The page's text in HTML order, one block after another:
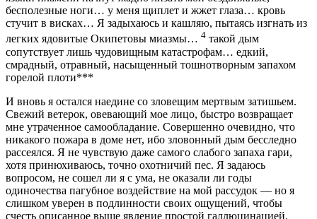
бесполезные ноги… у меня щиплет и жжет глаза… кровь
стучит в висках… Я задыхаюсь и кашляю, пытаясь изгнать из
легких ядовитые Окипетовы миазмы… 4 такой дым
сопутствует лишь чудовищным катастрофам… едкий,
смрадный, отравный, насыщенный тошнотворным запахом
горелой плоти***
И вновь я остался наедине со зловещим мертвым затишьем.
Свежий ветерок, овевающий мое лицо, быстро возвращает
мне утраченное самообладание. Совершенно очевидно, что
никакого пожара в доме нет, ибо зловонный дым бесследно
рассеялся. Я не чувствую даже самого слабого запаха гари,
хотя принюхиваюсь, точно охотничий пес. Я задаюсь
вопросом, не сошел ли я с ума, не оказали ли годы
одиночества пагубное воздействие на мой рассудок — но я
слишком уверен в подлинности своих ощущений, чтобы
счесть описанное выше явление простой галлюцинацией.